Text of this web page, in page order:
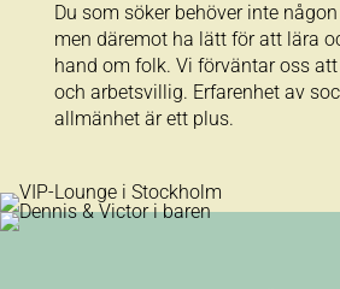
Du som söker behöver inte
men däremot ha lätt för att lära
hand om folk. Vi förväntar oss
och arbetsvillig. Erfarenhet av
allmänhet är ett plus.